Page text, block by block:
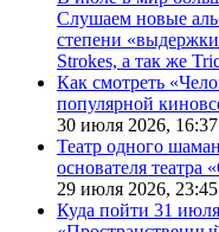
Слушаем новые
степени
Strokes, а так же
Как смотреть
популярной
30 июля 2026, 16:37
Театр одного
основателя
29 июля 2026, 23:45
Куда пойти 31